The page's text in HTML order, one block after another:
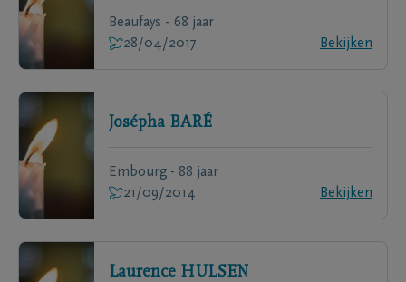
Beaufays - 68 jaar
28/04/2017
Bekijken
Josépha BARÉ
Embourg - 88 jaar
21/09/2014
Bekijken
Laurence HULSEN